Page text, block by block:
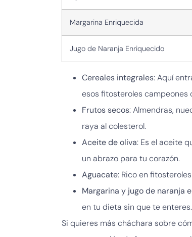
Margarina Enriquecida
Jugo de Naranja Enriquecido
Cereales integrales: Aquí
esos fitosteroles campeones
Frutos secos: Almendras,
raya al colesterol.
Aceite de oliva: Es el aceite
un abrazo para tu corazón.
Aguacate: Rico en
Margarina y jugo de naranja
en tu dieta sin que te enteres.
Si quieres más cháchara sobre